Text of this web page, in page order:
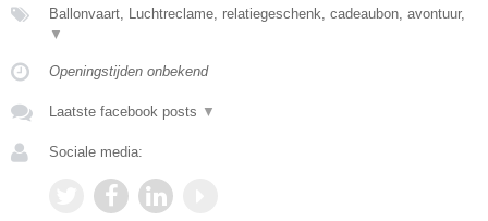
Ballonvaart, Luchtreclame, relatiegeschenk, cadeaubon, avontuur,
▼
Openingstijden onbekend
Laatste facebook posts ▼
Sociale media: